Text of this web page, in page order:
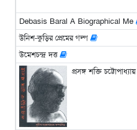
Debasis Baral A Biographical Me
উনিশ-কুড়ির প্রেমের গল্প
উমেশচন্দ্র দত্ত
প্রসঙ্গ শক্তি চট্টোপাধ্যায়